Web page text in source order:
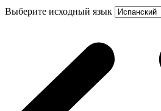
Выберите исходный язык